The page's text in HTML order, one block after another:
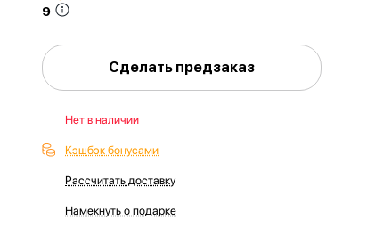
9
Сделать предзаказ
Нет в наличии
Кэшбэк бонусами
Рассчитать доставку
Намекнуть о подарке